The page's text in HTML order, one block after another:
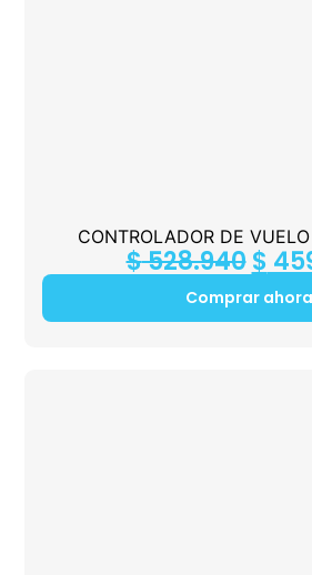
CONTROLADOR DE
$528.940 $
Comprar ahora